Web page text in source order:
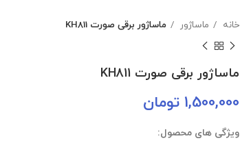
خانه ماساژور ماساژور برقی صورت KH811
ماساژور برقی صورت KH811
1,500,000 تومان
ویژگی های محصول: